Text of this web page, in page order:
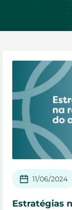
11/06/2024
Estratégias